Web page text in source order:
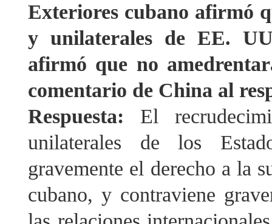
Exteriores cubano afirmó
y unilaterales de EE.
afirmó que no
comentario de China al
Respuesta: El
unilaterales de los
gravemente el derecho a la
cubano, y contraviene